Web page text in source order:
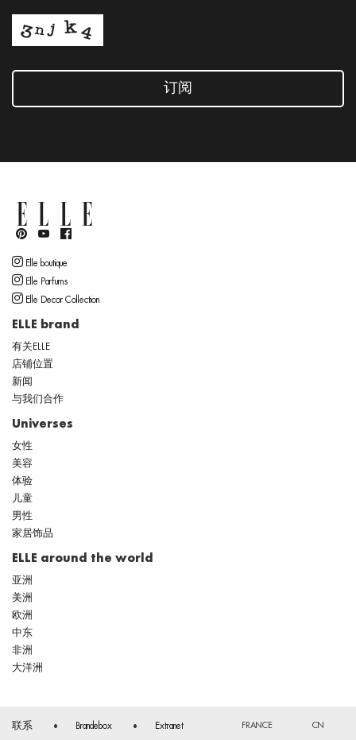
订阅
Elle boutique
Elle Parfums
Elle Decor Collection
ELLE brand
有关ELLE
店铺位置
新闻
与我们合作
Universes
女性
美容
体验
儿童
男性
家居饰品
ELLE around the world
亚洲
美洲
欧洲
中东
非洲
大洋洲
联系 Brandebox Extranet CN
FRANCE